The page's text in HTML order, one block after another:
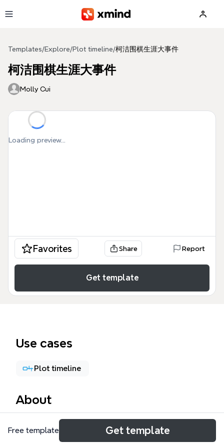
Templates/Explore/Plot timeline/柯洁围棋生涯大事件
柯洁围棋生涯大事件
Molly Cui
Loading preview...
Favorites Share Report
Get template
Use cases
Plot timeline
About
柯洁围棋生涯大事件时间线模板，以1997年出生至
2017年人机大战为核心，覆盖23个关键节点。模板按
Free template Get template